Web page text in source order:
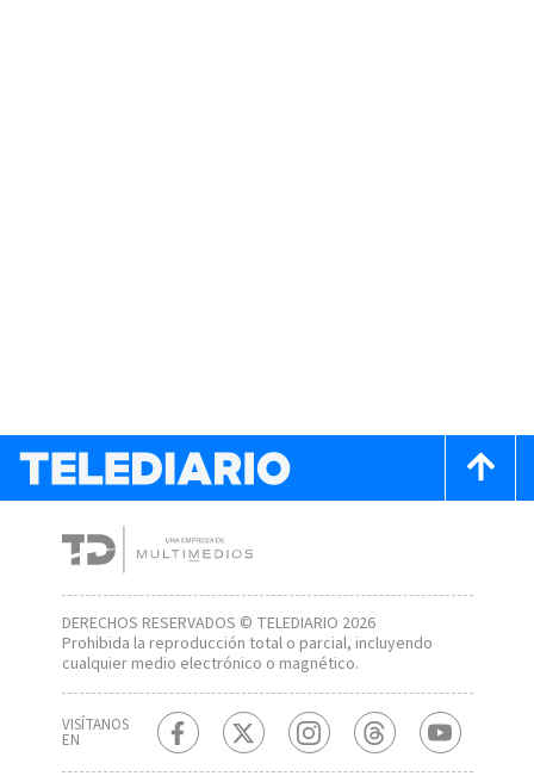
DERECHOS RESERVADOS © TELEDIARIO 2026
Prohibida la reproducción total o parcial, incluyendo
cualquier medio electrónico o magnético.
VISÍTANOS
EN